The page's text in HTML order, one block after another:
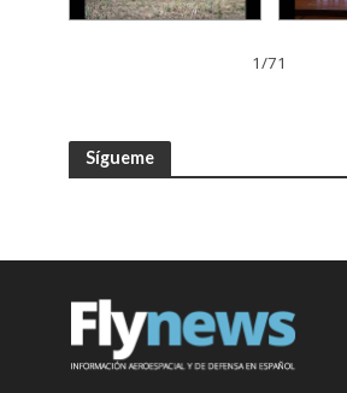
1/71
Sígueme